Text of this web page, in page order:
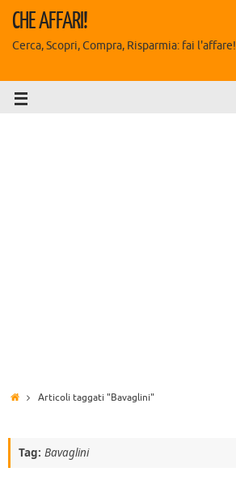
CHE AFFARI!
Cerca, Scopri, Compra, Risparmia: fai l'affare!
Articoli taggati "Bavaglini"
Tag: Bavaglini